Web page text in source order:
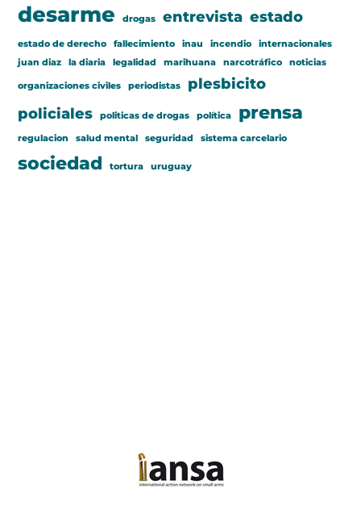
desarme drogas entrevista estado
estado de derecho fallecimiento inau incendio
internacionales
juan diaz
la diaria legalidad marihuana narcotráfico noticias
organizaciones civiles periodistas
plesbicito
policiales
politicas de drogas política prensa
regulacion salud mental seguridad sistema carcelario
sociedad tortura uruguay